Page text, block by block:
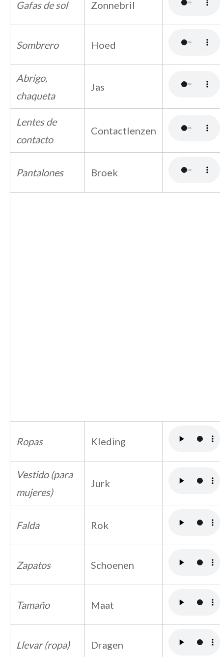
Gafas de sol Zonnebril
Sombrero Hoed
Abrigo,
chaqueta
Jas
Lentes de
contacto
Contactlenzen
Pantalones Broek
Ropas Kleding
Vestido (para
mujeres)
Jurk
Falda Rok
Zapatos Schoenen
Tamaño Maat
Llevar (ropa) Dragen